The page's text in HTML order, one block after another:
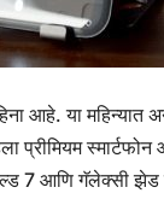
आहे. या
प्रीमियम
7 आणि गॅलेक्सी